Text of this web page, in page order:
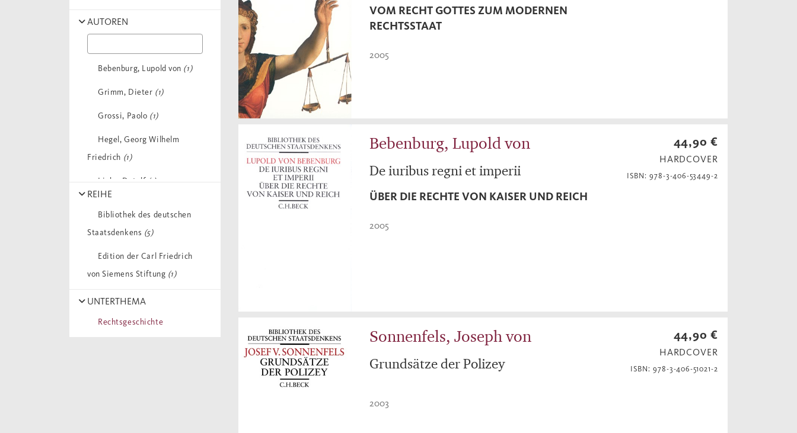
AUTOREN
Bebenburg, Lupold von (1)
Grimm, Dieter (1)
Grossi, Paolo (1)
Hegel, Georg Wilhelm
Friedrich (1)
Liebs, Detelf (1)
Mommsen, Theodor
Möser, Justus (1)
Prodi, Paolo(1)
Sonnenfels, Joseph von
Stolleis, Michael(1)
REIHE
Bibliothek des deutschen
Staatsdenkens (5)
Edition der Carl Friedrich
von Siemens Stiftung (1)
UNTERTHEMA
Rechtsgeschichte
VOM RECHT GOTTES ZUM MODERNEN
RECHTSSTAAT
2005
Bebenburg, Lupold von
De iuribus regni et imperii
ÜBER DIE RECHTE VON KAISER UND REICH
2005
44,90 €
HARDCOVER
ISBN: 978-3-406-53449-2
Sonnenfels, Joseph von
Grundsätze der Polizey
2003
44,90 €
HARDCOVER
ISBN: 978-3-406-51021-2